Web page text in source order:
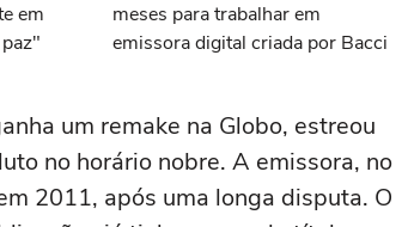
em
meses para trabalhar em
emissora digital criada por Bacci
um remake na Globo, estreou
no horário nobre. A emissora, no
2011, após uma longa disputa. O